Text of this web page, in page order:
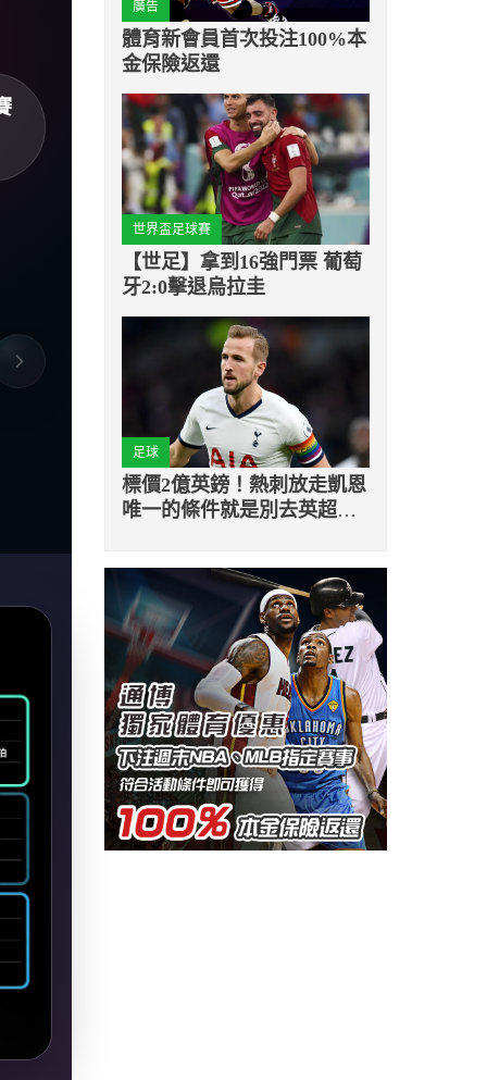
廣告
體育新會員首次投注100%本
金保險返還
世界盃足球賽
【世足】拿到16強門票 葡萄
牙2:0擊退烏拉圭
足球
標價2億英鎊！熱刺放走凱恩
唯一的條件就是別去英超球